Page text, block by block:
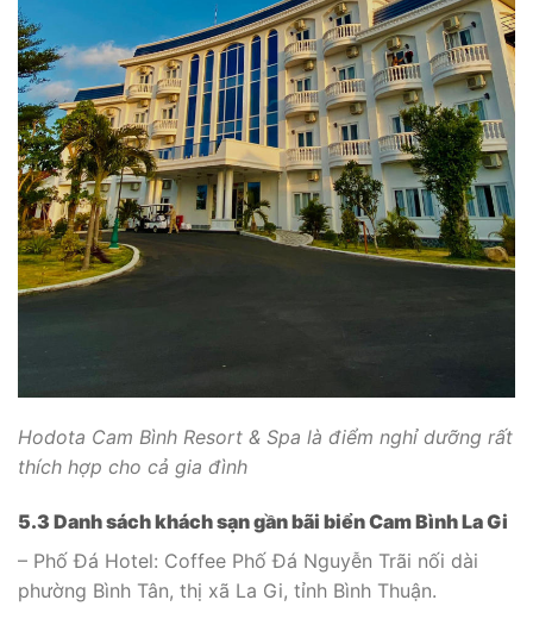
Hodota Cam Bình Resort & Spa là điểm nghỉ dưỡng rất
thích hợp cho cả gia đình
5.3 Danh sách khách sạn gần bãi biển Cam Bình La Gi
– Phố Đá Hotel: Coffee Phố Đá Nguyễn Trãi nối dài
phường Bình Tân, thị xã La Gi, tỉnh Bình Thuận.